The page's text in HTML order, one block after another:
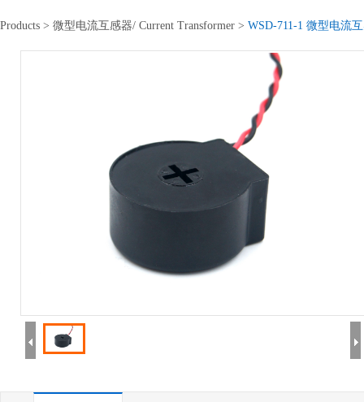
WSD-712 微型电流互感器/Current Transformer
WSD-713 微型电流互感器/Current Transformer
WSD-715-U 微型电流互感器/Current Transformer
1 2
Products > 微型电流互感器/ Current Transformer > WSD-711-1 微型电流